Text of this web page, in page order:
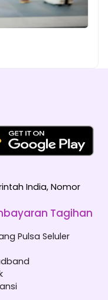
India, Nomor
Tagihan
Pulsa Seluler